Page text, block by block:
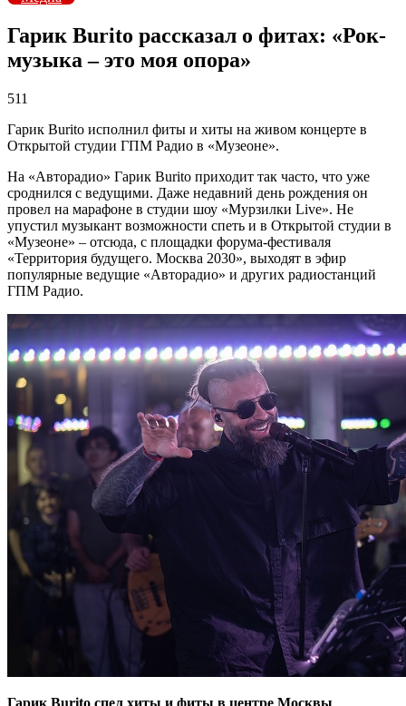
Гарик Burito рассказал о фитах: «Рок-
музыка – это моя опора»
511
Гарик Burito исполнил фиты и хиты на живом концерте в
Открытой студии ГПМ Радио в «Музеоне».
На «Авторадио» Гарик Burito приходит так часто, что уже
сроднился с ведущими. Даже недавний день рождения он
провел на марафоне в студии шоу «Мурзилки Live». Не
упустил музыкант возможности спеть и в Открытой студии в
«Музеоне» – отсюда, с площадки форума-фестиваля
«Территория будущего. Москва 2030», выходят в эфир
популярные ведущие «Авторадио» и других радиостанций
ГПМ Радио.
Гарик Burito спел хиты и фиты в центре Москвы